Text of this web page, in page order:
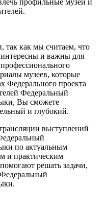
как мы считаем, что
и важны для
музеев, которые
Федерального проекта
Федеральный
Вы сможете
и глубокий.
выступлений
по актуальным
и практическим
решать задачи,